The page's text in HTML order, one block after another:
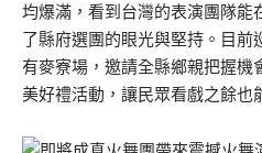
均爆滿，看到台灣的表演團隊能
了縣府選團的眼光與堅持。目
有麥寮場，邀請全縣鄉親把握機
美好禮活動，讓民眾看戲之餘也